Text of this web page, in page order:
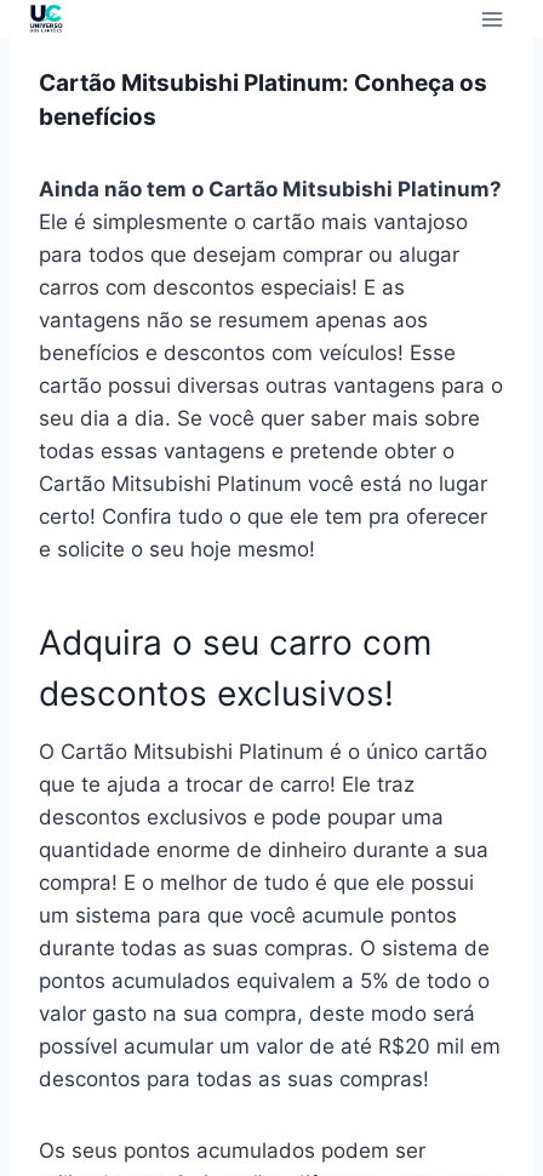
Cartão Mitsubishi Platinum: Conheça os
benefícios
Ainda não tem o Cartão Mitsubishi Platinum?
Ele é simplesmente o cartão mais vantajoso
para todos que desejam comprar ou alugar
carros com descontos especiais! E as
vantagens não se resumem apenas aos
benefícios e descontos com veículos! Esse
cartão possui diversas outras vantagens para o
seu dia a dia. Se você quer saber mais sobre
todas essas vantagens e pretende obter o
Cartão Mitsubishi Platinum você está no lugar
certo! Confira tudo o que ele tem pra oferecer
e solicite o seu hoje mesmo!
Adquira o seu carro com
descontos exclusivos!
O Cartão Mitsubishi Platinum é o único cartão
que te ajuda a trocar de carro! Ele traz
descontos exclusivos e pode poupar uma
quantidade enorme de dinheiro durante a sua
compra! E o melhor de tudo é que ele possui
um sistema para que você acumule pontos
durante todas as suas compras. O sistema de
pontos acumulados equivalem a 5% de todo o
valor gasto na sua compra, deste modo será
possível acumular um valor de até R$20 mil em
descontos para todas as suas compras!
Os seus pontos acumulados podem ser